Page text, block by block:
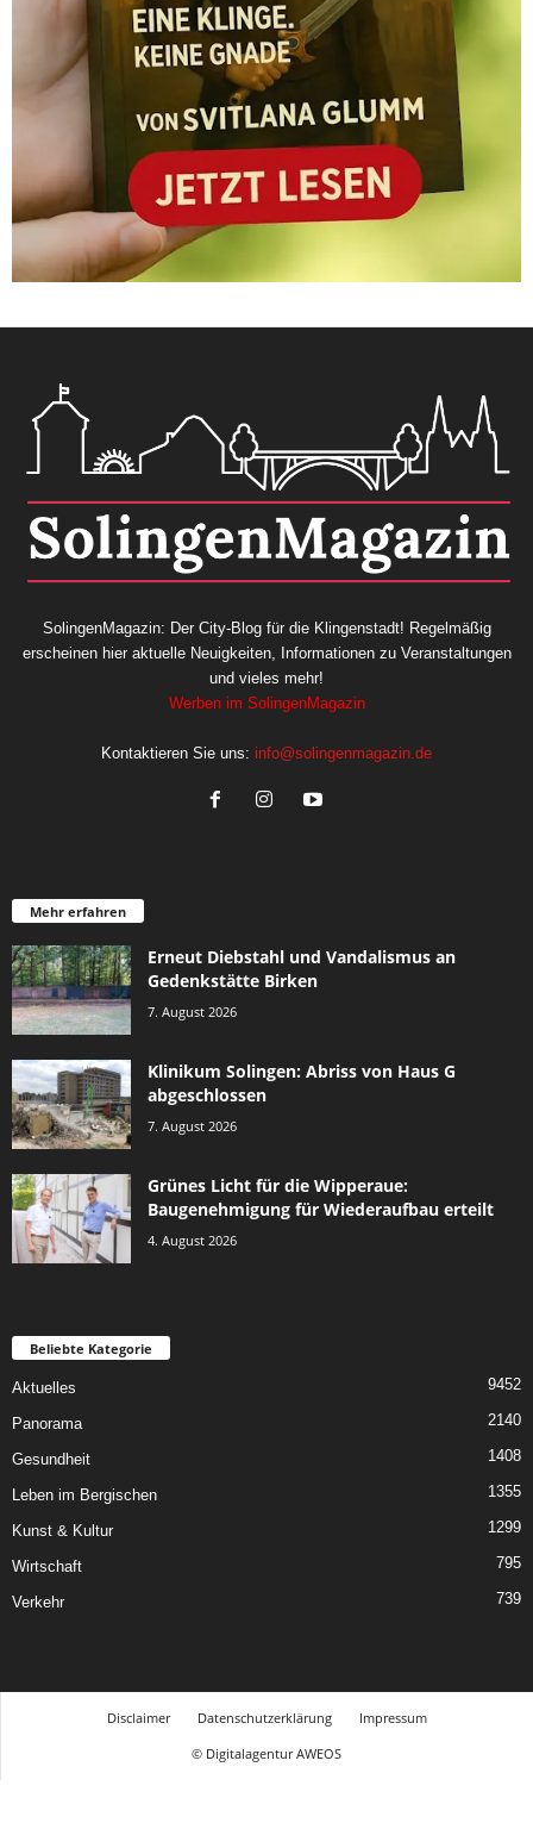
SolingenMagazin: Der City-Blog für die Klingenstadt! Regelmäßig
erscheinen hier aktuelle Neuigkeiten, Informationen zu Veranstaltungen
und vieles mehr!
Werben im SolingenMagazin
Kontaktieren Sie uns: info@solingenmagazin.de
Mehr erfahren
Erneut Diebstahl und Vandalismus an
Gedenkstätte Birken
7. August 2026
Klinikum Solingen: Abriss von Haus G
abgeschlossen
7. August 2026
Grünes Licht für die Wipperaue:
Baugenehmigung für Wiederaufbau erteilt
4. August 2026
Beliebte Kategorie
Aktuelles 9452
Panorama 2140
Gesundheit 1408
Leben im Bergischen 1355
Kunst & Kultur 1299
Wirtschaft 795
Verkehr 739
Disclaimer Datenschutzerklärung
Impressum
© Digitalagentur AWEOS